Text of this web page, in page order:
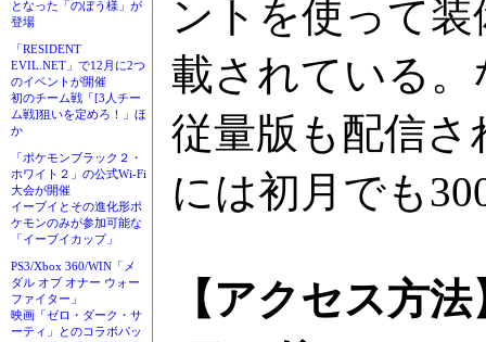
となった「のぼう様」が
登場
「RESIDENT
EVIL.NET」で12月に2つ
のイベントが開催
初のチーム戦「[3人チー
ム戦]狙いを定めろ！」ほ
か
「ポケモンブラック２・
ホワイト２」の公式Wi-Fi
大会が開催
イーブイとその進化形ポ
ケモンのみが参加可能な
「イーブイカップ」
PS3/Xbox 360/WIN「メ
ダル オブ オナー ウォー
ファイター」
映画「ゼロ・ダーク・サ
ーティ」とのコラボパッ
ントを使って
載されている
従量版も配信
には初月でも
【アクセス方法